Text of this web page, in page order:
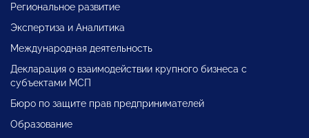
Региональное развитие
Экспертиза и Аналитика
Международная деятельность
Декларация о взаимодействии крупного бизнеса с
субъектами МСП
Бюро по защите прав предпринимателей
Образование